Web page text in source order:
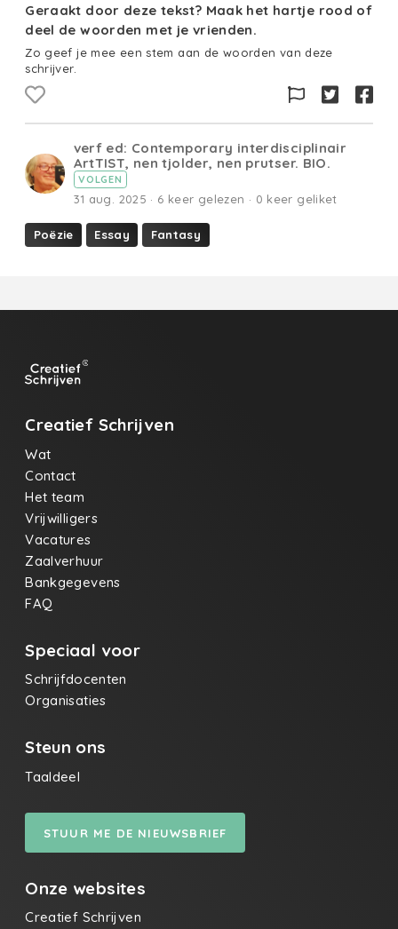
Geraakt door deze tekst? Maak het hartje rood of
deel de woorden met je vrienden.
Zo geef je mee een stem aan de woorden van deze
schrijver.
verf ed: Contemporary interdisciplinair
ArtTIST, nen tjolder, nen prutser. BIO.
VOLGEN
31 aug. 2025 · 6 keer gelezen · 0 keer geliket
Poëzie Essay Fantasy
Creatief Schrijven
Wat
Contact
Het team
Vrijwilligers
Vacatures
Zaalverhuur
Bankgegevens
FAQ
Speciaal voor
Schrijfdocenten
Organisaties
Steun ons
Taaldeel
STUUR ME DE NIEUWSBRIEF
Onze websites
Creatief Schrijven